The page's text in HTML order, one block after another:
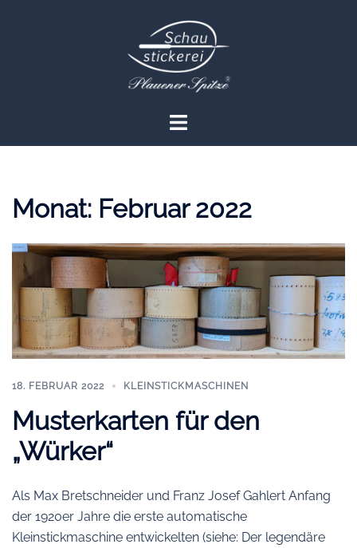
Menü
Monat: Februar 2022
18. FEBRUAR 2022 KLEINSTICKMASCHINEN
Musterkarten für den
„Würker“
Als Max Bretschneider und Franz Josef Gahlert Anfang
der 1920er Jahre die erste automatische
Kleinstickmaschine entwickelten (siehe: Der legendäre